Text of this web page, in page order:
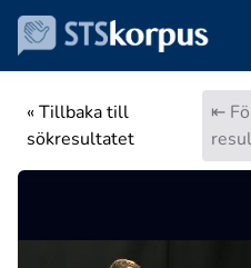
« Tillbaka till
sökresultatet
⇤